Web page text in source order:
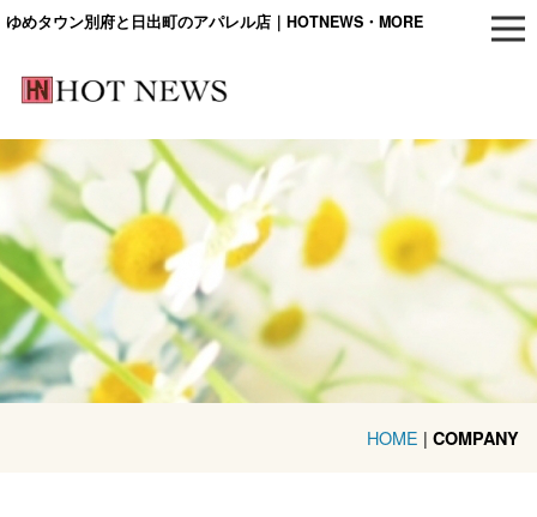
ゆめタウン別府と日出町のアパレル店｜HOTNEWS・MORE
HOME | COMPANY